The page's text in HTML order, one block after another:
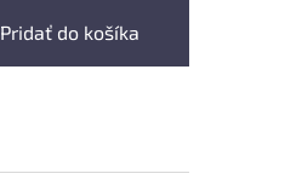
Pridať do košíka